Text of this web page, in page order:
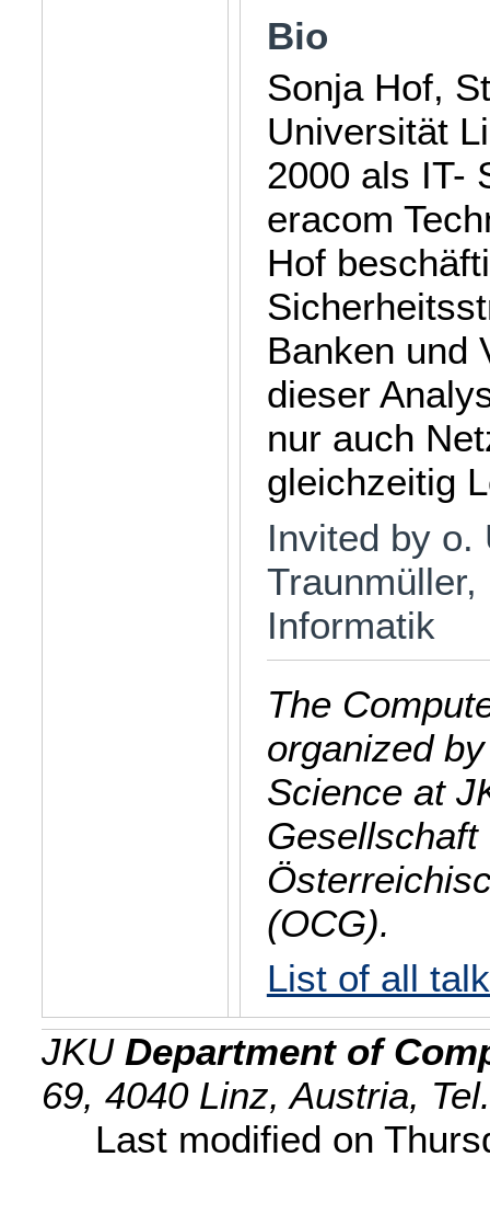
Bio
Sonja Hof,
Universität
2000 als IT-
eracom
Hof
Banken und
dieser
nur auch
gleichzeitig
Invited by o.
Informatik
The
organized
Science at
(OCG).
List of all
JKU Department of
69, 4040 Linz, Austria,
Last modified on